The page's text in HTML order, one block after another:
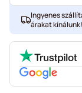
Ingyenes
árakat kínálunk!